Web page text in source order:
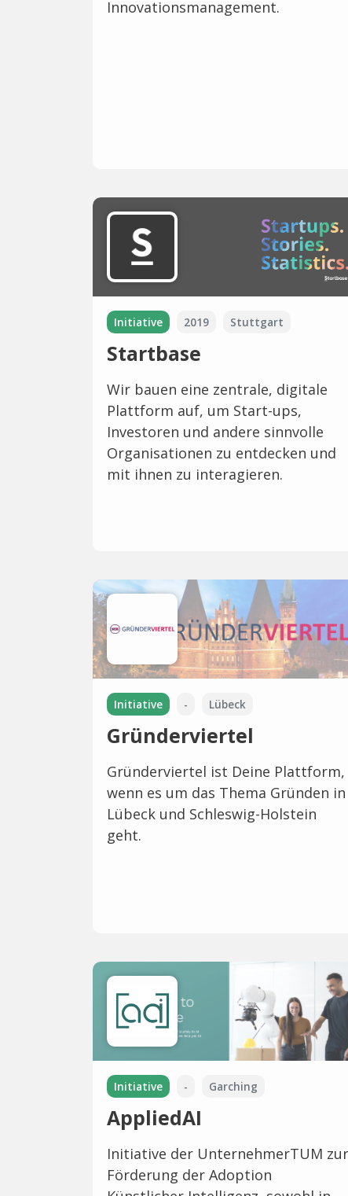
Innovationsmanagement.
Initiative 2019 Stuttgart
Startbase
Wir bauen eine zentrale, digitale
Plattform auf, um Start-ups,
Investoren und andere sinnvolle
Organisationen zu entdecken und
mit ihnen zu interagieren.
Initiative - Lübeck
Gründerviertel
Gründerviertel ist Deine Plattform,
wenn es um das Thema Gründen in
Lübeck und Schleswig-Holstein
geht.
Initiative - Garching
AppliedAI
Initiative der UnternehmerTUM zur
Förderung der Adoption